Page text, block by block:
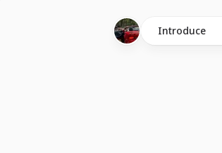
Introduce